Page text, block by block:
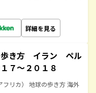
詳細を見る
き方 イラン ペル
７～２０１８
フリカ） 地球の歩き方 海外